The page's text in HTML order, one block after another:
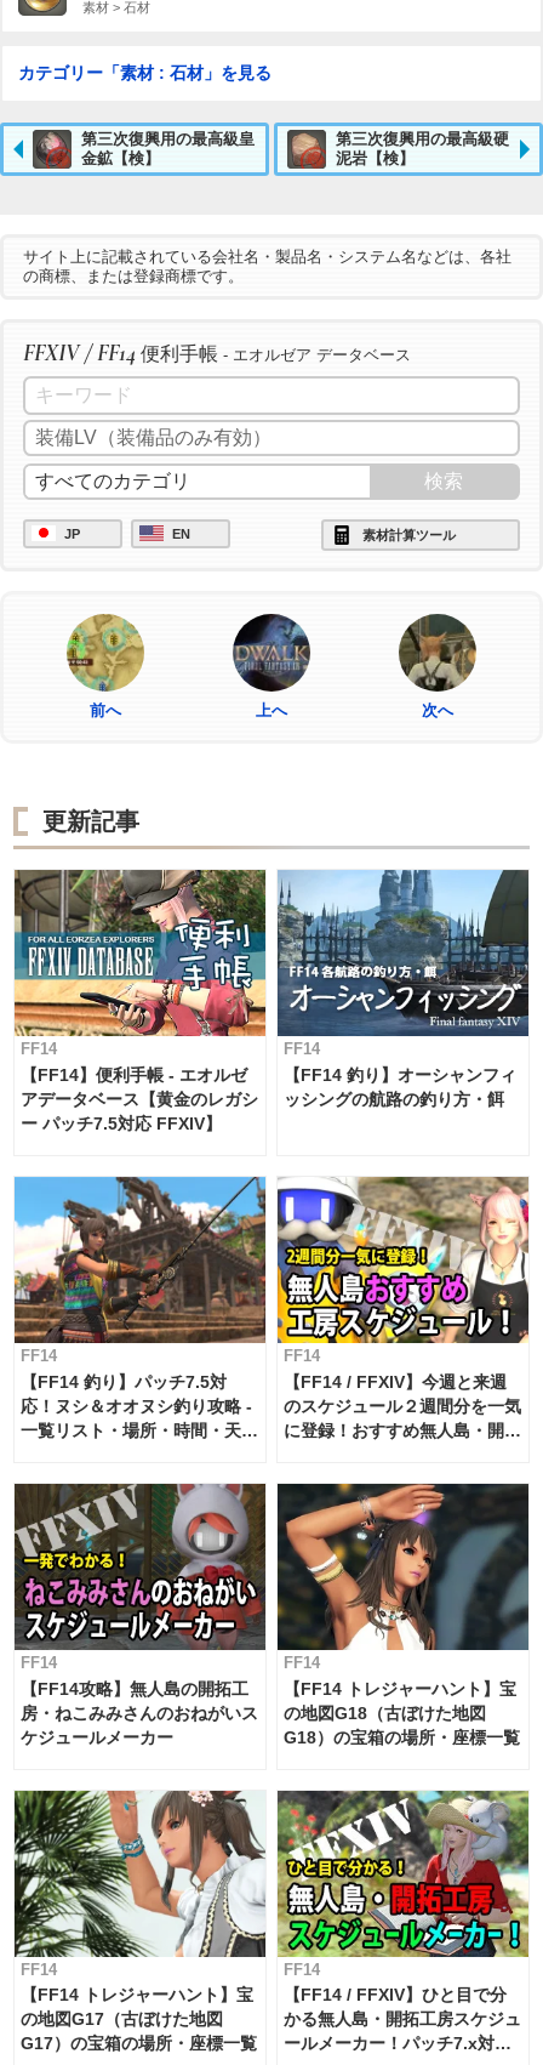
素材 > 石材
カテゴリー「素材 : 石材」を見る
第三次復興用の最高級皇
金鉱【検】
第三次復興用の最高級硬
泥岩【検】
サイト上に記載されている会社名・製品名・システム名などは、各社
の商標、または登録商標です。
FFXIV / FF14 便利手帳 - エオルゼア データベース
JP EN 素材計算ツール
前へ 上へ 次へ
更新記事
FF14
【FF14】便利手帳 - エオルゼ
アデータベース【黄金のレガシ
ー パッチ7.5対応 FFXIV】
FF14
【FF14 釣り】オーシャンフィ
ッシングの航路の釣り方・餌
FF14
【FF14 釣り】パッチ7.5対
応！ヌシ＆オオヌシ釣り攻略 -
一覧リスト・場所・時間・天
FF14
【FF14 / FFXIV】今週と来週
のスケジュール２週間分を一気
に登録！おすすめ無人島・開拓
FF14
【FF14攻略】無人島の開拓工
房・ねこみみさんのおねがいス
ケジュールメーカー
FF14
【FF14 トレジャーハント】宝
の地図G18（古ぼけた地図
G18）の宝箱の場所・座標一覧
FF14
【FF14 トレジャーハント】宝
の地図G17（古ぼけた地図
G17）の宝箱の場所・座標一覧
FF14
【FF14 / FFXIV】ひと目で分
かる無人島・開拓工房スケジュ
ールメーカー！パッチ7.x対応